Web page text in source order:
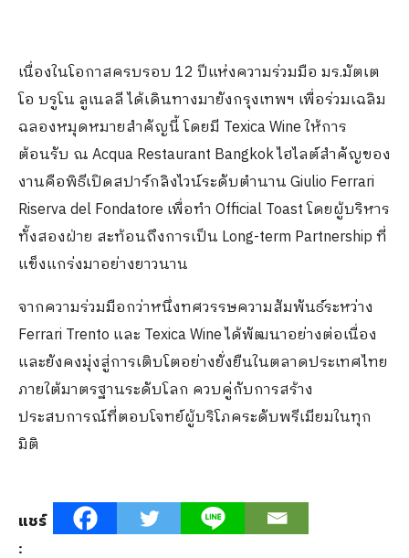
เนื่องในโอกาสครบรอบ 12 ปีแห่งความร่วมมือ มร.มัตเต
โอ บรูโน ลูเนลลี ได้เดินทางมายังกรุงเทพฯ เพื่อร่วมเฉลิม
ฉลองหมุดหมายสำคัญนี้ โดยมี Texica Wineให้การ
ต้อนรับ ณAcqua Restaurant Bangkokไฮไลต์สำคัญของ
งานคือพิธีเปิดสปาร์กลิงไวน์ระดับตำนานGiulio Ferrari
Riserva del Fondatore เพื่อทำ Official Toastโดยผู้บริหาร
ทั้งสองฝ่าย สะท้อนถึงการเป็น Long-term Partnershipที่
แข็งแกร่งมาอย่างยาวนาน
จากความร่วมมือกว่าหนึ่งทศวรรษความสัมพันธ์ระหว่าง
Ferrari Trento และ Texica Wineได้พัฒนาอย่างต่อเนื่อง
และยังคงมุ่งสู่การเติบโตอย่างยั่งยืนในตลาดประเทศไทย
ภายใต้มาตรฐานระดับโลก ควบคู่กับการสร้าง
ประสบการณ์ที่ตอบโจทย์ผู้บริโภคระดับพรีเมียมในทุก
มิติ
แชร์
: